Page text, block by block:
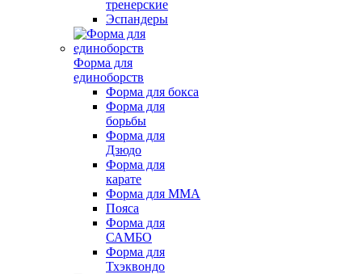
тренерские
Эспандеры
Форма для
единоборств
Форма для бокса
Форма для
борьбы
Форма для
Дзюдо
Форма для
карате
Форма для MMA
Пояса
Форма для
САМБО
Форма для
Тхэквондо